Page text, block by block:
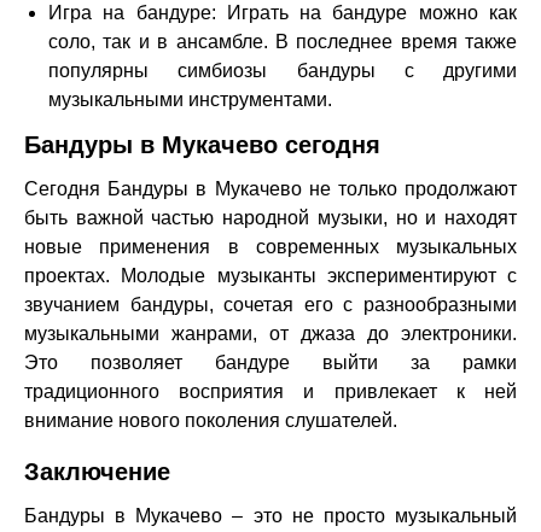
Игра на бандуре: Играть на бандуре можно как
соло, так и в ансамбле. В последнее время также
популярны симбиозы бандуры с другими
музыкальными инструментами.
Бандуры в Мукачево сегодня
Сегодня Бандуры в Мукачево не только продолжают
быть важной частью народной музыки, но и находят
новые применения в современных музыкальных
проектах. Молодые музыканты экспериментируют с
звучанием бандуры, сочетая его с разнообразными
музыкальными жанрами, от джаза до электроники.
Это позволяет бандуре выйти за рамки
традиционного восприятия и привлекает к ней
внимание нового поколения слушателей.
Заключение
Бандуры в Мукачево – это не просто музыкальный